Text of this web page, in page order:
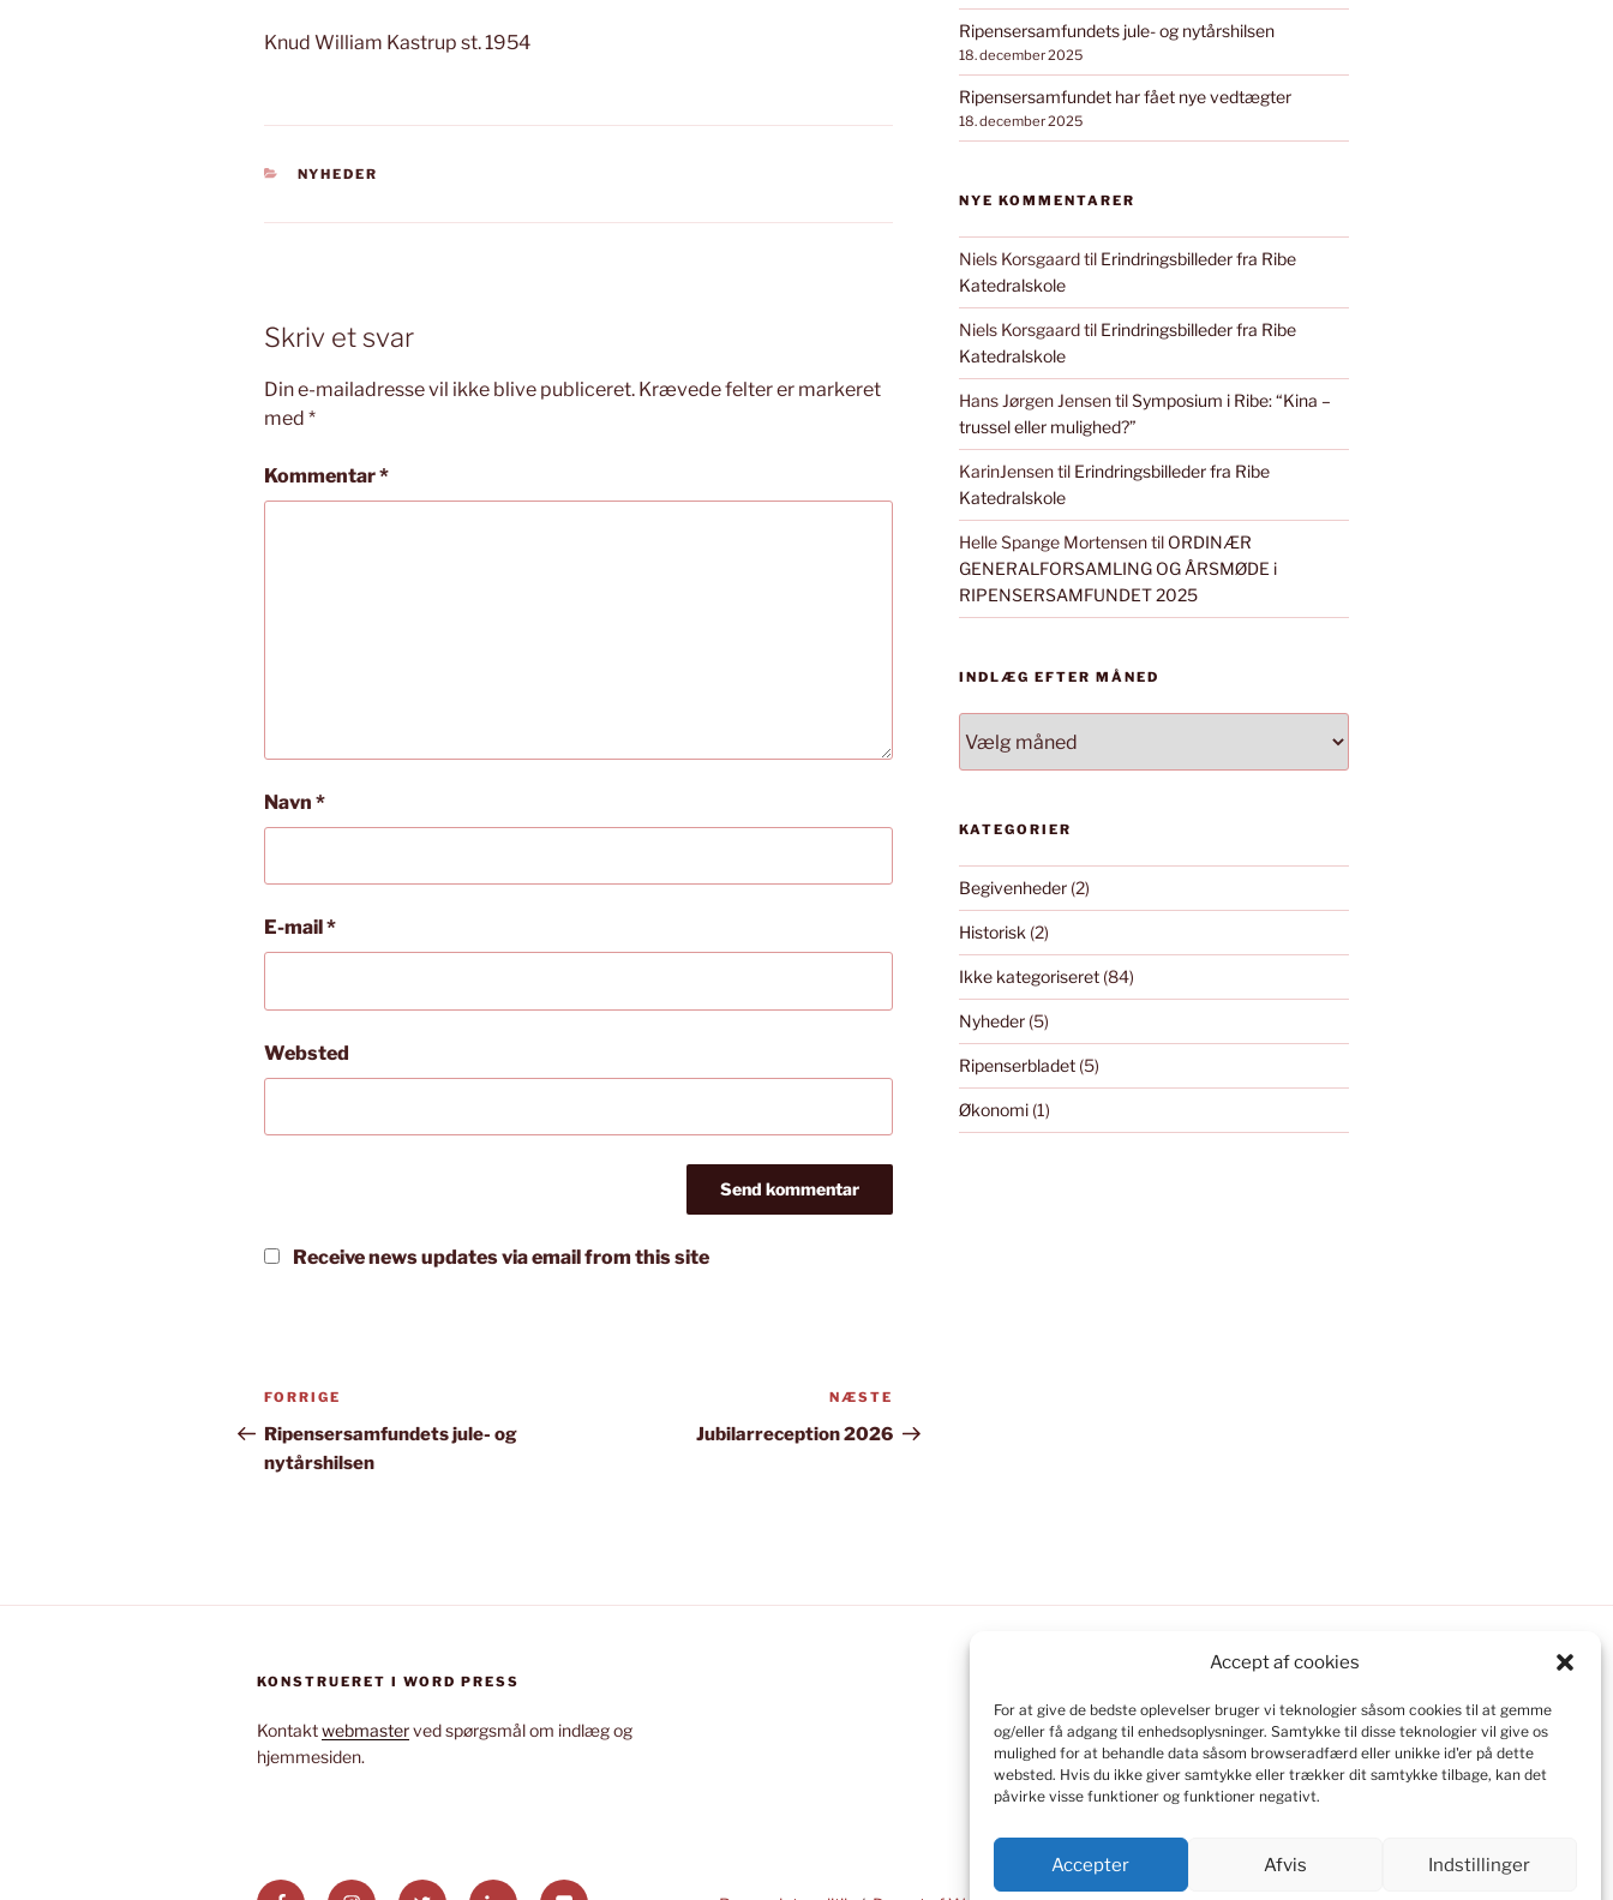
Accept af cookies
For at give de bedste oplevelser bruger vi teknologier såsom cookies til at gemme
og/eller få adgang til enhedsoplysninger. Samtykke til disse teknologier vil give os
mulighed for at behandle data såsom browseradfærd eller unikke id'er på dette
websted. Hvis du ikke giver samtykke eller trækker dit samtykke tilbage, kan det
påvirke visse funktioner og funktioner negativt.
Accepter Afvis Indstillinger
Knud William Kastrup st. 1954
KATEGORIER
NYHEDER
Skriv et svar
Din e-mailadresse vil ikke blive publiceret. Krævede felter er markeret
med *
Kommentar*
Navn *
E-mail *
Websted
Receive news updates via email from this site
Indlægsnavigation
Forrige
indlæg
FORRIGE
Ripensersamfundets jule- og
nytårshilsen
indlæg
NÆSTE
Jubilarreception 2026
Ripensersamfundets jule- og nytårshilsen
18. december 2025
Ripensersamfundet har fået nye vedtægter
18. december 2025
NYE KOMMENTARER
Niels Korsgaardtil Erindringsbilleder fra Ribe
Katedralskole
Niels Korsgaardtil Erindringsbilleder fra Ribe
Katedralskole
Hans Jørgen JensentilSymposium i Ribe: “Kina –
trussel eller mulighed?”
KarinJensentil Erindringsbilleder fra Ribe
Katedralskole
Helle Spange Mortensentil ORDINÆR
GENERALFORSAMLING OG ÅRSMØDE i
RIPENSERSAMFUNDET 2025
INDLÆG EFTER MÅNED
EFTER
MÅNED
KATEGORIER
Begivenheder(2)
Historisk (2)
Ikke kategoriseret(84)
Nyheder(5)
Ripenserbladet(5)
Økonomi(1)
KONSTRUERET I WORD PRESS
Kontaktwebmasterved spørgsmål om indlæg og
hjemmesiden.
FACEBOOKINSTAGRAMTWITTERLINKEDINFLICKR